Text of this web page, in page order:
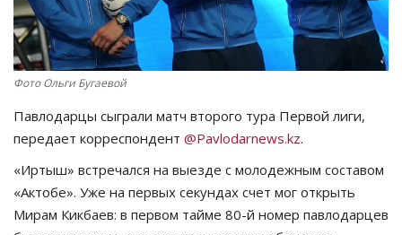
Чек-лист
РАЗВЛЕЧЕНИЯ
Курултай
Язык
Фото Ольги Бугаевой
Павлодарцы сыграли матч второго тура Первой лиги,
передает корреспондент @Pavlodarnews.kz.
«Иртыш» встречался на выезде с молодежным составом
«Актобе». Уже на первых секундах счет мог открыть
Мирам Кикбаев: в первом тайме 80-й номер павлодарцев